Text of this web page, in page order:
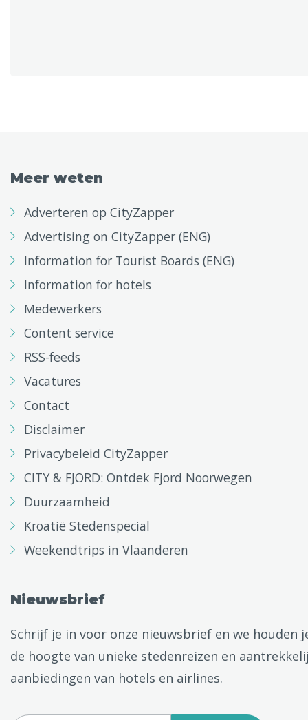
Meer weten
Adverteren op CityZapper
Advertising on CityZapper (ENG)
Information for Tourist Boards (ENG)
Information for hotels
Medewerkers
Content service
RSS-feeds
Vacatures
Contact
Disclaimer
Privacybeleid CityZapper
CITY & FJORD: Ontdek Fjord Noorwegen
Duurzaamheid
Kroatië Stedenspecial
Weekendtrips in Vlaanderen
Nieuwsbrief
Schrijf je in voor onze nieuwsbrief en we houden
de hoogte van unieke stedenreizen en
aanbiedingen van hotels en airlines.